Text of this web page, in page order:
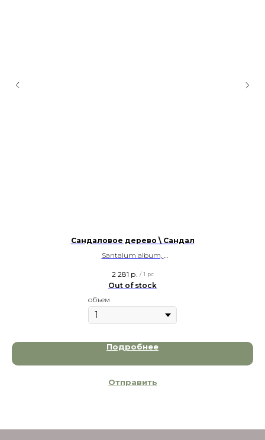
Сандаловое дерево \ Сандал
Santalum album,
2 281 р. / 1 pc
Out of stock
объем
Подробнее
Отправить